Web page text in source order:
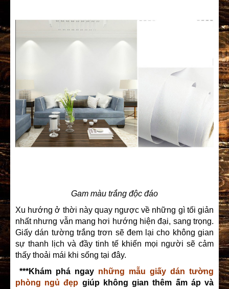
Gam màu trắng độc đáo
Xu hướng ở thời này quay ngược về những gì tối giản
nhất nhưng vẫn mang hơi hướng hiện đại, sang trọng.
Giấy dán tường trắng trơn sẽ đem lại cho không gian
sự thanh lịch và đầy tinh tế khiến mọi người sẽ cảm
thấy thoải mái khi sống tại đây.
***Khám phá ngay những mẫu giấy dán tường
phòng ngủ đẹp giúp không gian thêm ấm áp và